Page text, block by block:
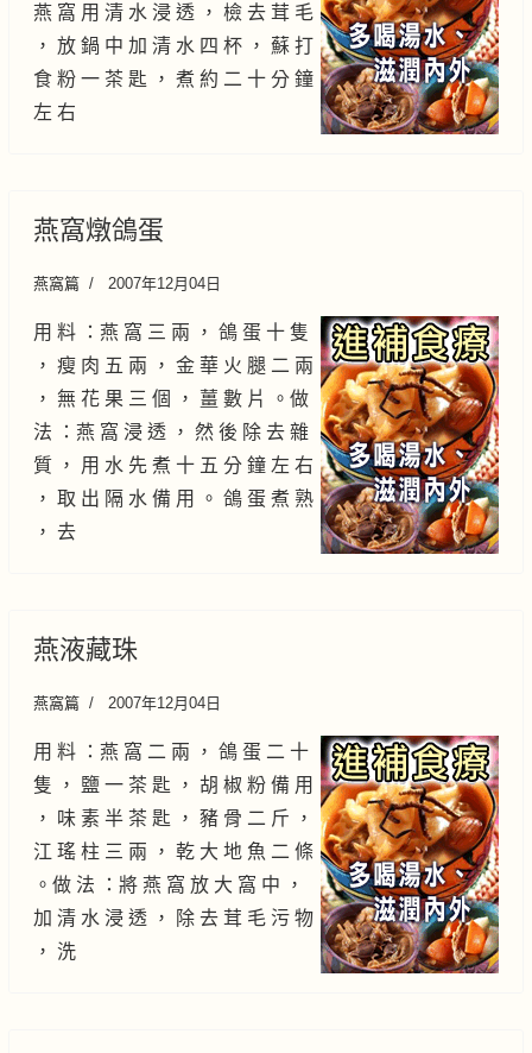
燕 窩 用 清 水 浸 透 ， 檢 去 茸 毛
， 放 鍋 中 加 清 水 四 杯 ， 蘇 打
食 粉 一 茶 匙 ， 煮 約 二 十 分 鐘
左 右
燕窩燉鴿蛋
燕窩篇 2007年12月04日
用 料 ：燕 窩 三 兩 ， 鴿 蛋 十 隻
， 瘦 肉 五 兩 ， 金 華 火 腿 二 兩
， 無 花 果 三 個 ， 薑 數 片 。做
法 ：燕 窩 浸 透 ， 然 後 除 去 雜
質 ， 用 水 先 煮 十 五 分 鐘 左 右
， 取 出 隔 水 備 用 。 鴿 蛋 煮 熟
， 去
燕液藏珠
燕窩篇 2007年12月04日
用 料 ：燕 窩 二 兩 ， 鴿 蛋 二 十
隻 ， 鹽 一 茶 匙 ， 胡 椒 粉 備 用
， 味 素 半 茶 匙 ， 豬 骨 二 斤 ，
江 瑤 柱 三 兩 ， 乾 大 地 魚 二 條
。做 法 ：將 燕 窩 放 大 窩 中 ，
加 清 水 浸 透 ， 除 去 茸 毛 污 物
， 洗